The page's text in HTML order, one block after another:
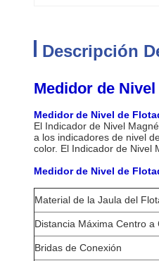
Descripción
Medidor de
Medidor de Nivel de
El Indicador de Nivel
a los indicadores de nivel
color. El Indicador de Nivel
Medidor de Nivel de
Material de la Jaula del
Distancia Máxima Centro a
Bridas de Conexión